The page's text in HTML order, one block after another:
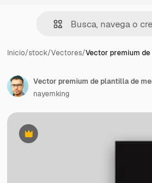
Inicio/stock/Vectores/Vector premium de
Premium
Vector premium de plantilla de
nayemking